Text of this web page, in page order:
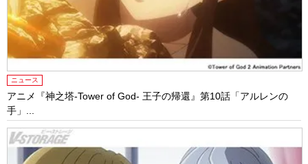
ニュース
アニメ『神之塔-Tower of God- 王子の帰還』第10話「アルレンの
⼿」...